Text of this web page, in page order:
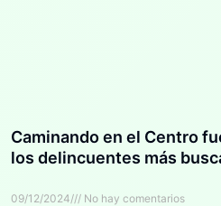
Caminando en el Centro
los delincuentes más
09/12/2024 No hay comentarios